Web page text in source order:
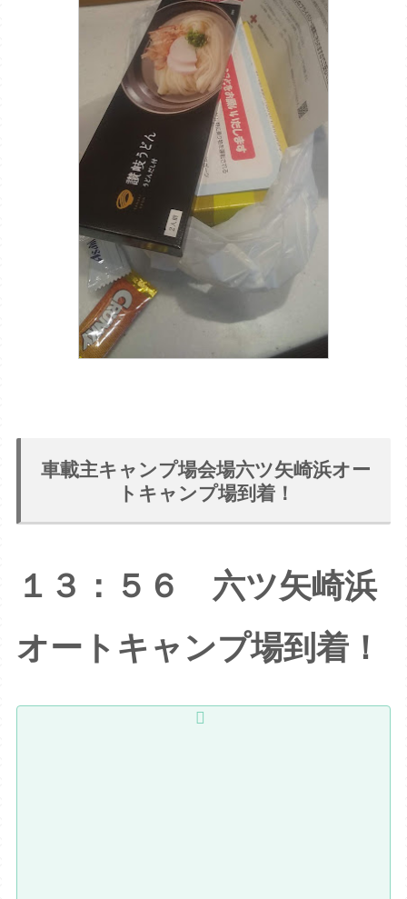
車載主キャンプ場会場六ツ矢崎浜オー
トキャンプ場到着！
１３：５６ 六ツ矢崎浜
オートキャンプ場到着！